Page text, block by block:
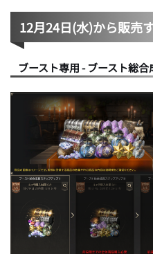
12月24日(水)から販売
ブースト専用 - ブースト総